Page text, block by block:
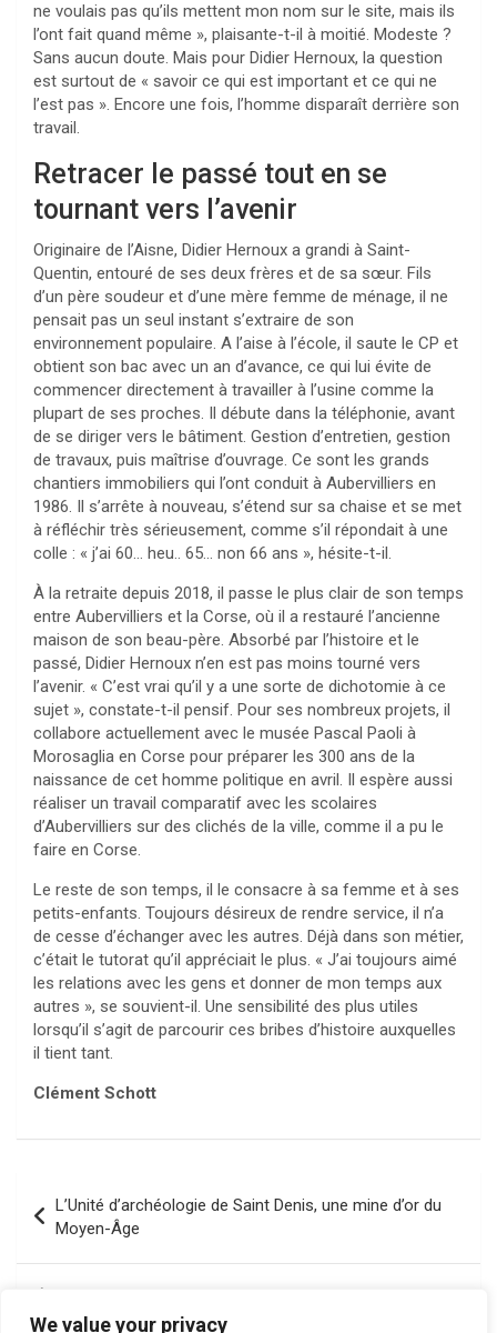
We value your privacy
ne voulais pas qu’ils mettent mon nom sur le site, mais ils
l’ont fait quand même », plaisante-t-il à moitié. Modeste ?
Sans aucun doute. Mais pour Didier Hernoux, la question
est surtout de « savoir ce qui est important et ce qui ne
l’est pas ». Encore une fois, l’homme disparaît derrière son
travail.
Retracer le passé tout en se
tournant vers l’avenir
Originaire de l’Aisne, Didier Hernoux a grandi à Saint-
Quentin, entouré de ses deux frères et de sa sœur. Fils
d’un père soudeur et d’une mère femme de ménage, il ne
pensait pas un seul instant s’extraire de son
environnement populaire. A l’aise à l’école, il saute le CP et
obtient son bac avec un an d’avance, ce qui lui évite de
commencer directement à travailler à l’usine comme la
plupart de ses proches. Il débute dans la téléphonie, avant
de se diriger vers le bâtiment. Gestion d’entretien, gestion
de travaux, puis maîtrise d’ouvrage. Ce sont les grands
chantiers immobiliers qui l’ont conduit à Aubervilliers en
1986. Il s’arrête à nouveau, s’étend sur sa chaise et se met
à réfléchir très sérieusement, comme s’il répondait à une
colle : « j’ai 60… heu.. 65… non 66 ans », hésite-t-il.
À la retraite depuis 2018, il passe le plus clair de son temps
entre Aubervilliers et la Corse, où il a restauré l’ancienne
maison de son beau-père. Absorbé par l’histoire et le
passé, Didier Hernoux n’en est pas moins tourné vers
l’avenir. « C’est vrai qu’il y a une sorte de dichotomie à ce
sujet », constate-t-il pensif. Pour ses nombreux projets, il
collabore actuellement avec le musée Pascal Paoli à
Morosaglia en Corse pour préparer les 300 ans de la
naissance de cet homme politique en avril. Il espère aussi
réaliser un travail comparatif avec les scolaires
d’Aubervilliers sur des clichés de la ville, comme il a pu le
faire en Corse.
Le reste de son temps, il le consacre à sa femme et à ses
petits-enfants. Toujours désireux de rendre service, il n’a
de cesse d’échanger avec les autres. Déjà dans son métier,
c’était le tutorat qu’il appréciait le plus. « J’ai toujours aimé
les relations avec les gens et donner de mon temps aux
autres », se souvient-il. Une sensibilité des plus utiles
lorsqu’il s’agit de parcourir ces bribes d’histoire auxquelles
il tient tant.
Clément Schott
de
l’article
L’Unité d’archéologie de Saint Denis, une mine d’or du
Moyen-Âge